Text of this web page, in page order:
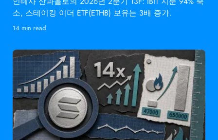
소, 스테이킹 이더 ETF(ETHB) 보유는 3배 증가.
14 min read